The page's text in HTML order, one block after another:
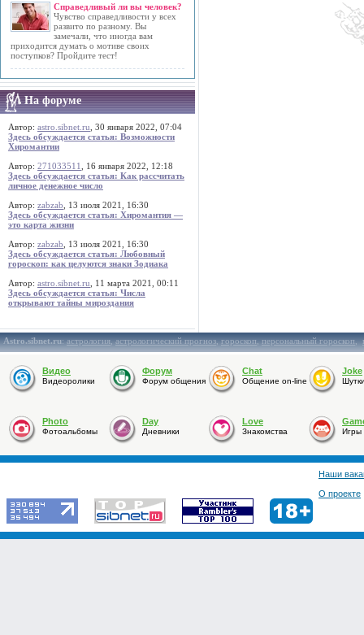
Справедливый ли вы человек?
Чувство справедливости у всех
развито по разному. Вы
замечали, что иногда вам
приходится думать о мотиве своих
поступков? Пройдите тест!
На форуме
Автор: astro.sibnet.ru , 30 января 2022, 07:04
Здесь обсуждается статья: Возможности
Хиромантии
Автор: 271033511
, 16 января 2022, 12:18
Здесь обсуждается статья: Как рассчитать
личное денежное число
Автор: zabzab , 13 июля 2021, 16:30
Здесь обсуждается статья: Хиромантия —
это карта жизни
Автор: zabzab , 13 июля 2021, 16:30
Здесь обсуждается статья: Любовный
гороскоп: как целуются знаки Зодиака
Автор: astro.sibnet.ru , 11 марта 2021, 00:11
Здесь обсуждается статья: Числа
открывают тайны мироздания
Astro.sibnet.ru:астрология,астрологический прогноз,гороскоп,персональный гороскоп,
Видео
Видеоролики
Форум
Форум общения
Chat
Общение on-line
Joke
Photo
Фотоальбомы
Day
Дневники
Love
Знакомства Игры
Наши
О проекте